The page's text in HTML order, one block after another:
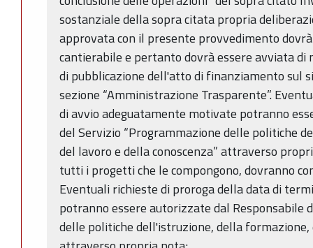
sostanziale della sopra citata propria
approvata con il presente provvedimento
cantierabile e pertanto dovrà essere avviata
di pubblicazione dell'atto di finanziamento sul
sezione “Amministrazione Trasparente”.
di avvio adeguatamente motivate potranno
del Servizio “Programmazione delle politiche
del lavoro e della conoscenza” attraverso
tutti i progetti che le compongono, dovranno
Eventuali richieste di proroga della data di
potranno essere autorizzate dal Responsabile
delle politiche dell'istruzione, della formazione,